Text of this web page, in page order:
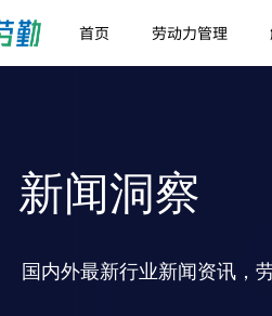
首页 劳动力管理
国内外最新行业新闻资讯，
新闻洞察